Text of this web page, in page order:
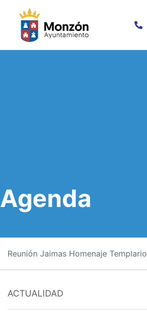
Agenda
Reunión Jaimas Homenaje Templario
ACTUALIDAD